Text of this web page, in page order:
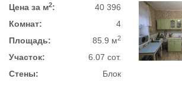
Цена за м2:
40 396
Комнат:
4
Площадь:
85.9 м2
Участок:
6.07 сот.
Стены:
Блок